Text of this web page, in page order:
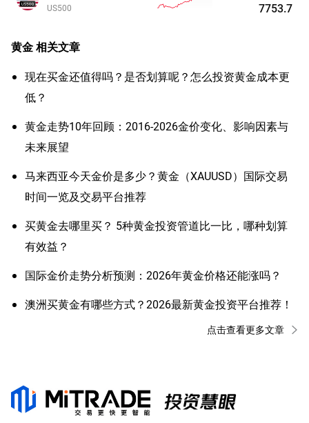
US500 7753.7
黄金相关文章
现在买金还值得吗？是否划算呢？怎么投资黄金成本更
低？
黄金走势10年回顾：2016-2026金价变化、影响因素与
未来展望
马来西亚今天金价是多少？黄金（XAUUSD）国际交易
时间一览及交易平台推荐
买黄金去哪里买？ 5种黄金投资管道比一比，哪种划算
有效益？
国际金价走势分析预测：2026年黄金价格还能涨吗？
澳洲买黄金有哪些方式？2026最新黄金投资平台推荐！
点击查看更多文章